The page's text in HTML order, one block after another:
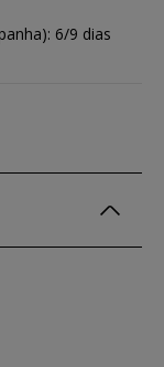
6/9 dias